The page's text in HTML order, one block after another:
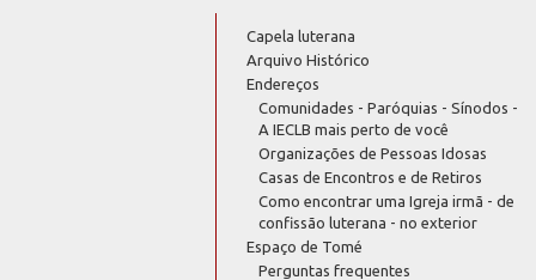
Capela luterana
Arquivo Histórico
Endereços
Comunidades - Paróquias - Sínodos -
A IECLB mais perto de você
Organizações de Pessoas Idosas
Casas de Encontros e de Retiros
Como encontrar uma Igreja irmã - de
confissão luterana - no exterior
Espaço de Tomé
Perguntas frequentes